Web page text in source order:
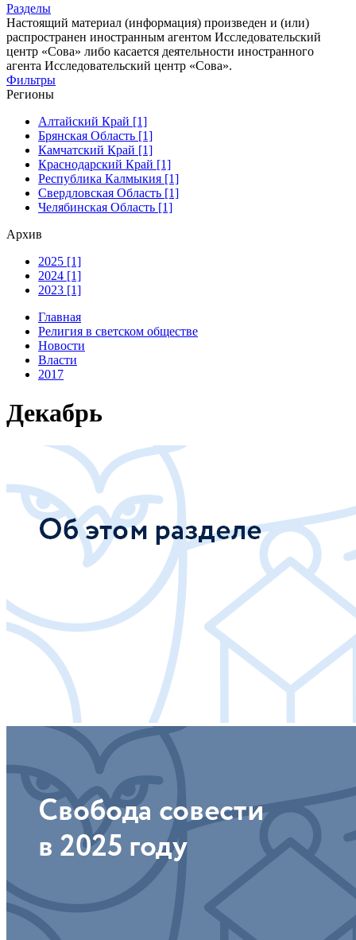
Разделы
Настоящий материал (информация) произведен и (или)
распространен иностранным агентом Исследовательский
центр «Сова» либо касается деятельности иностранного
агента Исследовательский центр «Сова».
Фильтры
Регионы
Алтайский Край [1]
Брянская Область [1]
Камчатский Край [1]
Краснодарский Край [1]
Республика Калмыкия [1]
Свердловская Область [1]
Челябинская Область [1]
Архив
2025 [1]
2024 [1]
2023 [1]
Главная
Религия в светском обществе
Новости
Власти
2017
Декабрь